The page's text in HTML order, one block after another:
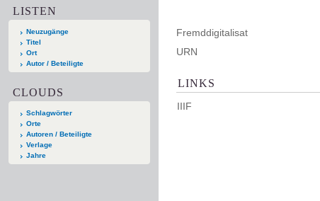
LISTEN
Neuzugänge
Titel
Ort
Autor / Beteiligte
CLOUDS
Schlagwörter
Orte
Autoren / Beteiligte
Verlage
Jahre
Fremddigitalisat
URN
LINKS
IIIF